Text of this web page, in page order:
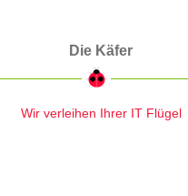
Die Käfer
Wir verleihen Ihrer IT Flügel